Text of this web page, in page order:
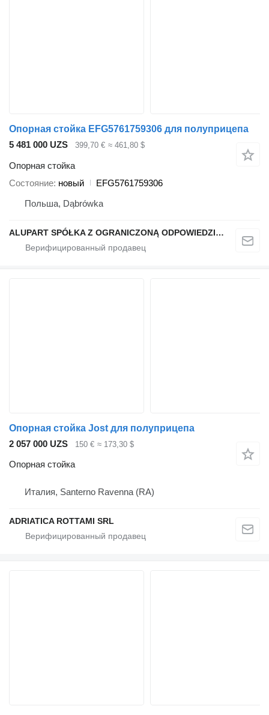
Опорная стойка EFG5761759306 для полуприцепа
5 481 000 UZS
399,70 € ≈ 461,80 $
Опорная стойка
Состояние новый
EFG5761759306
Польша, Dąbrówka
ALUPART SPÓŁKA Z OGRANICZONĄ ODPOWIEDZIALNOŚCIĄ
Опорная стойка Jost для полуприцепа
2 057 000 UZS
150 € ≈ 173,30 $
Опорная стойка
Италия, Santerno Ravenna (RA)
ADRIATICA ROTTAMI SRL